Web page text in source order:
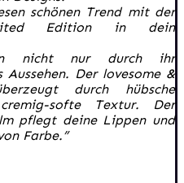
schönen Trend mit der
Edition in dein
nicht nur durch ihr
Der lovesome &
durch hübsche
softe Textur. Der
pflegt deine Lippen und
Farbe.”